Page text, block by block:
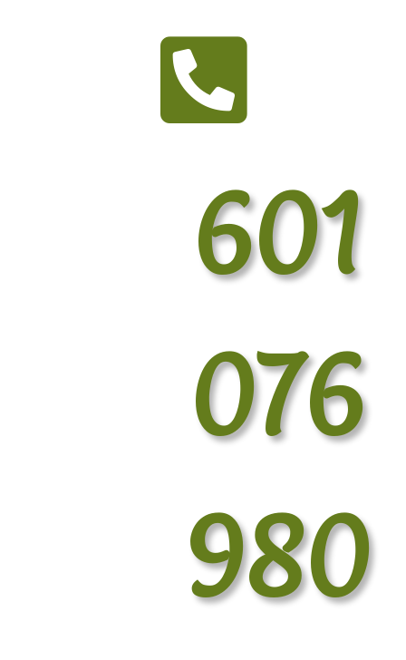
601
076
980